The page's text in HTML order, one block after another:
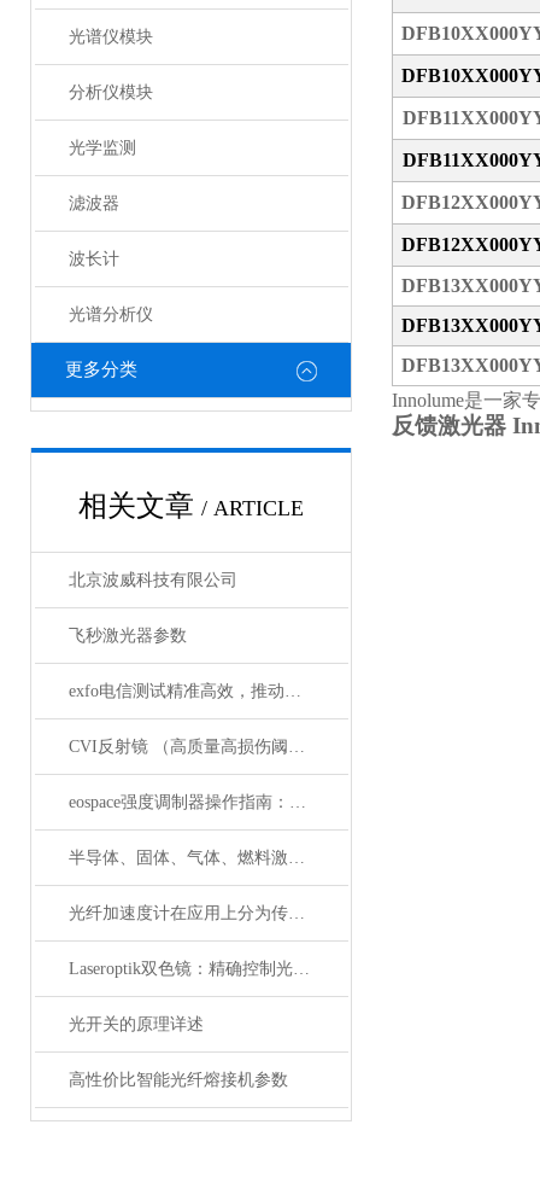
光谱仪模块
分析仪模块
光学监测
滤波器
波长计
光谱分析仪
更多分类
相关文章 / ARTICLE
北京波威科技有限公司
飞秒激光器参数
exfo电信测试精准高效，推动通信网络质量新标准
CVI反射镜 （高质量高损伤阈值反射镜）产品介绍
eospace强度调制器操作指南：从基础到进阶的完整流程
半导体、固体、气体、燃料激光器有哪些典型应用？
光纤加速度计在应用上分为传光型的和传感型
Laseroptik双色镜：精确控制光的波长与功率
光开关的原理详述
高性价比智能光纤熔接机参数
Innolume是一家
反馈激光器